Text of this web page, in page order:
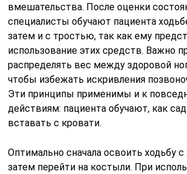
вмешательства. После оценки
специалисты обучают пациента
затем и с тростью, так как ему
использование этих средств. Важно
распределять вес между здоровой
чтобы избежать искривления
Эти принципы применимы и к
действиям: пациента обучают, как
вставать с кровати.
Оптимально сначала освоить ходьбу с
затем перейти на костыли. При